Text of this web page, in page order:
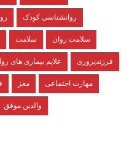
روانشناسی کودک
سلامت سلامت روان
علایم بیماری های فرزندپروری
مغز مهارت اجتماعی
والدین موفق